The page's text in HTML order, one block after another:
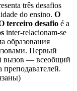
três desafios
do ensino. O
terceiro desafio é a
inter-relacionam-se
образования
Первый
вызов — всеобщий